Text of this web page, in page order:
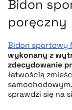
Bidon
poręczny
Bidon sportowy
wykonany z
zdecydowanie
łatwością
sprawdzi się na